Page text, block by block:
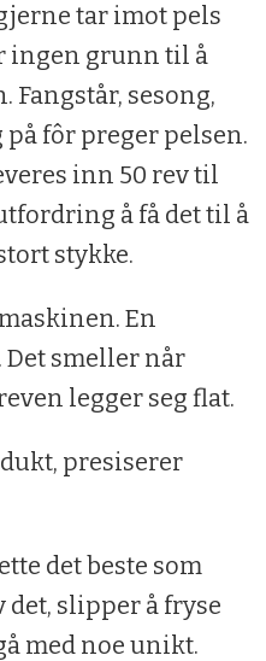
tar imot pels
ingen grunn til å
sesong,
fôr preger pelsen.
inn 50 rev til
å få det til å
stykke.
En
Det smeller når
legger seg flat.
presiserer
det beste som
slipper å fryse
med noe unikt.